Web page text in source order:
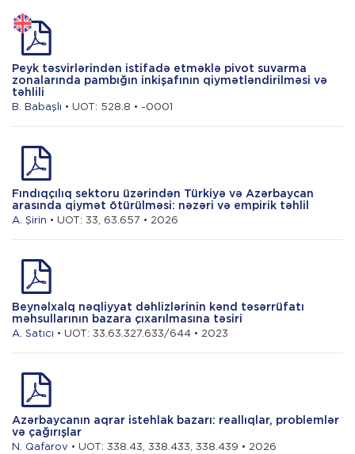
Peyk təsvirlərindən istifadə etməklə pivot suvarma
zonalarında pambığın inkişafının qiymətləndirilməsi və
təhlili
B. Babaşlı • UOT: 528.8 • -0001
Fındıqçılıq sektoru üzərindən Türkiyə və Azərbaycan
arasında qiymət ötürülməsi: nəzəri və empirik təhlil
A. Şirin • UOT: 33, 63.657 • 2026
Beynəlxalq nəqliyyat dəhlizlərinin kənd təsərrüfatı
məhsullarının bazara çıxarılmasına təsiri
A. Satıcı • UOT: 33.63.327.633/644 • 2023
Azərbaycanın aqrar istehlak bazarı: reallıqlar, problemlər
və çağırışlar
N. Qafarov • UOT: 338.43, 338.433, 338.439 • 2026